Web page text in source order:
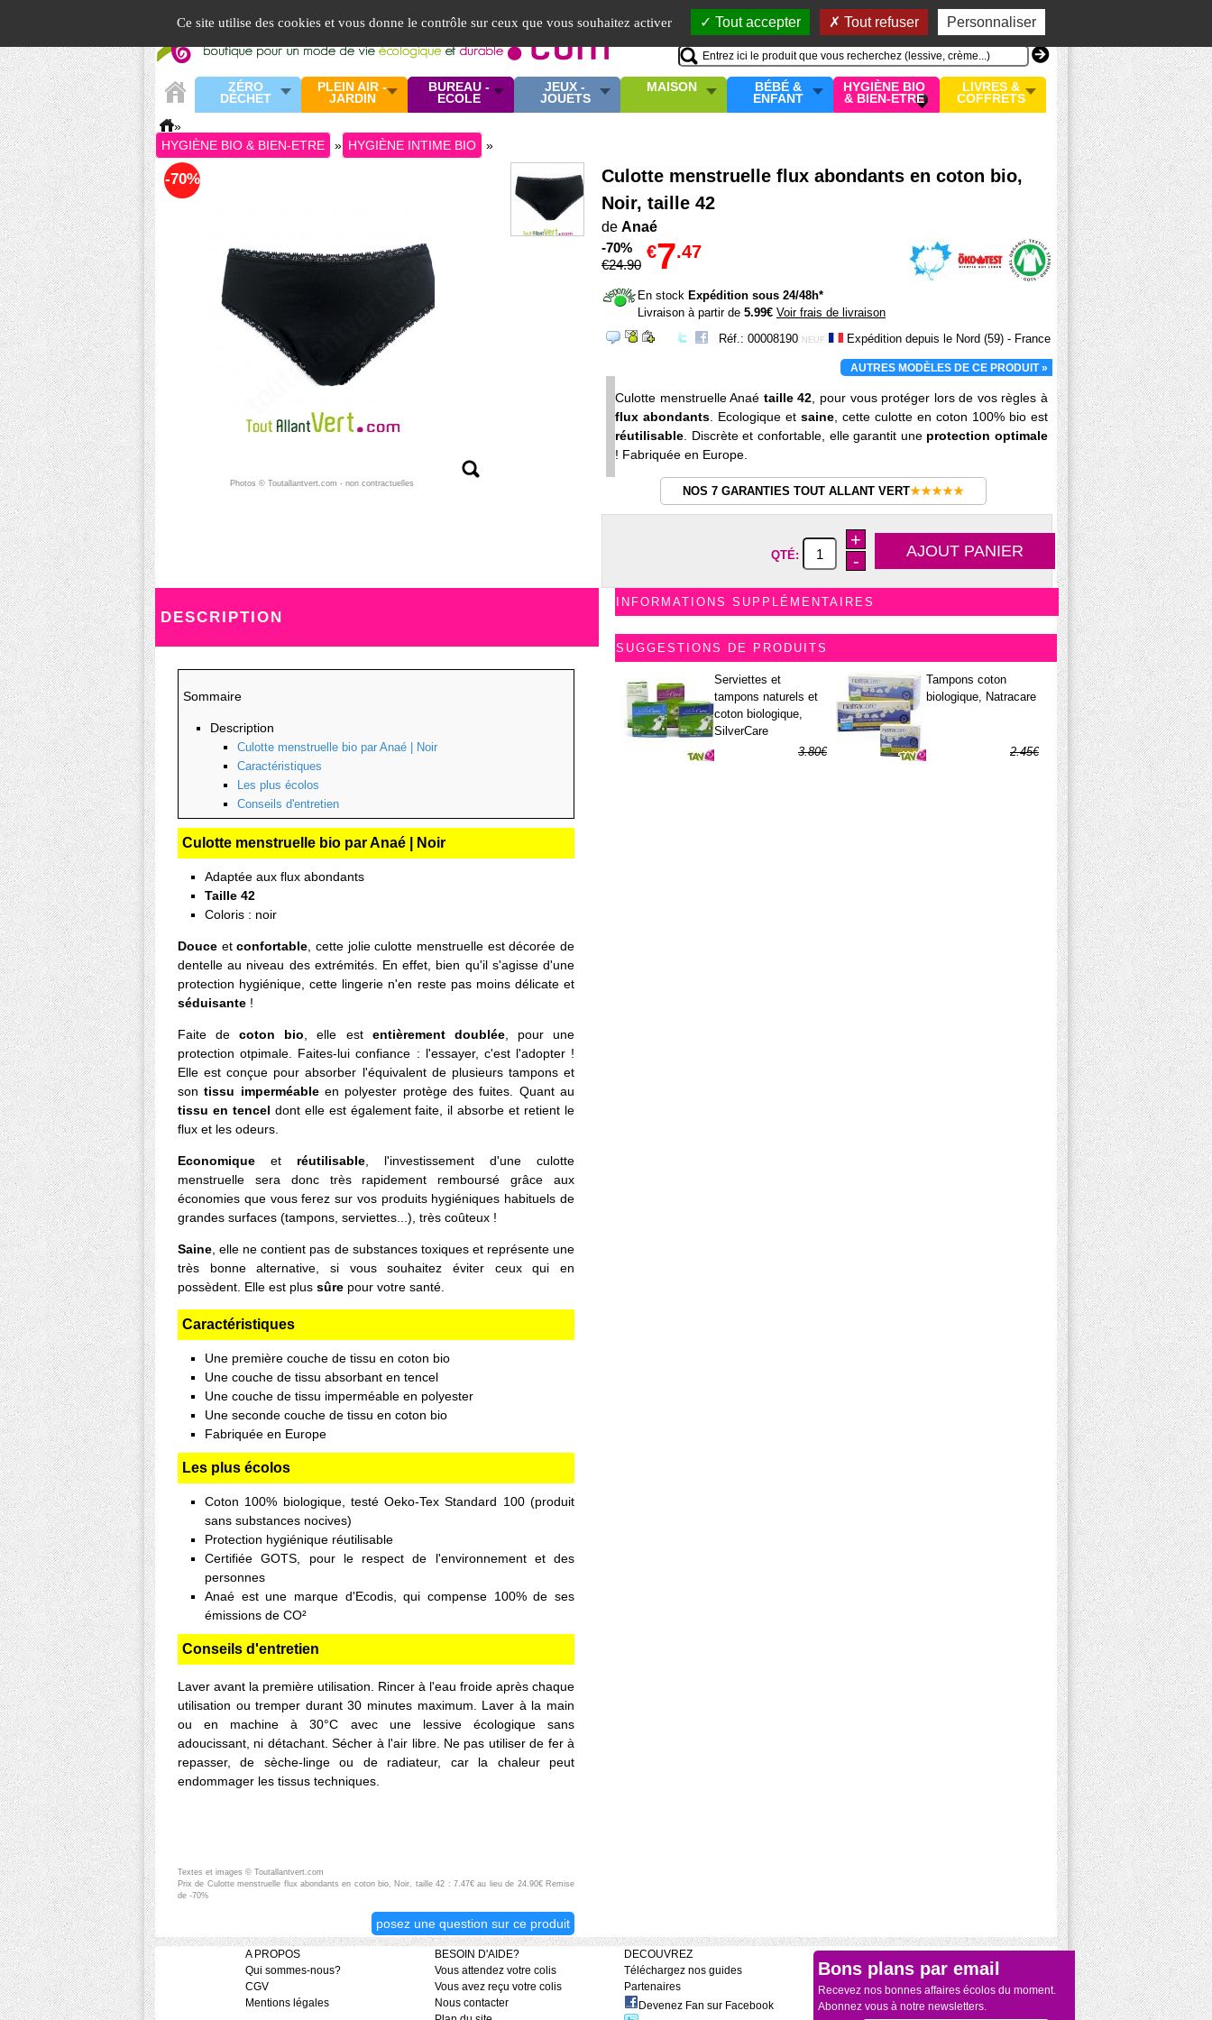
Ce site utilise des cookies et vous donne le contrôle sur ceux que vous souhaitez activer Tout accepter Tout refuser Personnaliser
Mon compte
MON PANIER
0 article
ZÉRO
DÉCHET
PLEIN AIR -
JARDIN
BUREAU -
ECOLE
JEUX -
JOUETS
MAISON
BÉBÉ &
ENFANT
HYGIÈNE BIO
& BIEN-ETRE
LIVRES &
COFFRETS
»
HYGIÈNE BIO & BIEN-ETRE
» HYGIÈNE INTIME BIO »
-70%
Photos © Toutallantvert.com - non contractuelles
Culotte menstruelle flux abondants en coton bio,
Noir, taille 42
de Anaé
-70%
€24.90
€7.47
En stock Expédition sous 24/48h*
Livraison à partir de 5.99€ Voir frais de livraison
Réf.: 00008190 NEUF Expédition depuis le Nord (59) - France
AUTRES MODÈLES DE CE PRODUIT »
Culotte menstruelle Anaé taille 42 , pour vous protéger lors de vos règles à
flux abondants . Ecologique et saine , cette culotte en coton 100% bio est
réutilisable . Discrète et confortable, elle garantit une protection optimale
! Fabriquée en Europe.
NOS 7 GARANTIES TOUT ALLANT VERT★★★★★
QTÉ:
+
-
INFORMATIONS SUPPLÉMENTAIRES
SUGGESTIONS DE PRODUITS
Serviettes et
tampons naturels et
coton biologique,
SilverCare
3.80€
Tampons coton
biologique, Natracare
2.45€
DESCRIPTION
Sommaire
Description
Culotte menstruelle bio par Anaé | Noir
Caractéristiques
Les plus écolos
Conseils d'entretien
Culotte menstruelle bio par Anaé | Noir
Adaptée aux flux abondants
Taille 42
Coloris : noir
Douce etconfortable, cette jolie culotte menstruelle est décorée de
dentelle au niveau des extrémités. En effet, bien qu'il s'agisse d'une
protection hygiénique, cette lingerie n'en reste pas moins délicate et
séduisante !
Faite decoton bio, elle est entièrement doublée, pour une
protection otpimale. Faites-lui confiance : l'essayer, c'est l'adopter !
Elle est conçue pour absorber l'équivalent de plusieurs tampons et
sontissu imperméableen polyester protège des fuites. Quant au
tissu en tencel dont elle est également faite, il absorbe et retient le
flux et les odeurs.
Economique et réutilisable, l'investissement d'une culotte
menstruelle sera donc très rapidement remboursé grâce aux
économies que vous ferez sur vos produits hygiéniques habituels de
grandes surfaces (tampons, serviettes...), très coûteux !
Saine, elle ne contient pas de substances toxiques et représente une
très bonne alternative, si vous souhaitez éviter ceux qui en
possèdent. Elle est plus sûre pour votre santé.
Caractéristiques
Une première couche de tissu en coton bio
Une couche de tissu absorbant en tencel
Une couche de tissu imperméable en polyester
Une seconde couche de tissu en coton bio
Fabriquée en Europe
Les plus écolos
Coton 100% biologique, testé Oeko-Tex Standard 100 (produit
sans substances nocives)
Protection hygiénique réutilisable
Certifiée GOTS, pour le respect de l'environnement et des
personnes
Anaé est une marque d'Ecodis, qui compense 100% de ses
émissions de CO²
Conseils d'entretien
Laver avant la première utilisation. Rincer à l'eau froide après chaque
utilisation ou tremper durant 30 minutes maximum. Laver à la main
ou en machine à 30°C avec une lessive écologique sans
adoucissant, ni détachant. Sécher à l'air libre. Ne pas utiliser de fer à
repasser, de sèche-linge ou de radiateur, car la chaleur peut
endommager les tissus techniques.
Textes et images © Toutallantvert.com
Prix de Culotte menstruelle flux abondants en coton bio, Noir, taille 42 : 7.47€ au lieu de 24.90€ Remise
de -70%
posez une question sur ce produit
A PROPOS
Qui sommes-nous?
CGV
Mentions légales
BESOIN D'AIDE?
Vous attendez votre colis
Vous avez reçu votre colis
Nous contacter
DECOUVREZ
Téléchargez nos guides
Partenaires
Devenez Fan sur Facebook
Bons plans par email
Recevez nos bonnes affaires écolos du moment.
Abonnez vous à notre newsletters.